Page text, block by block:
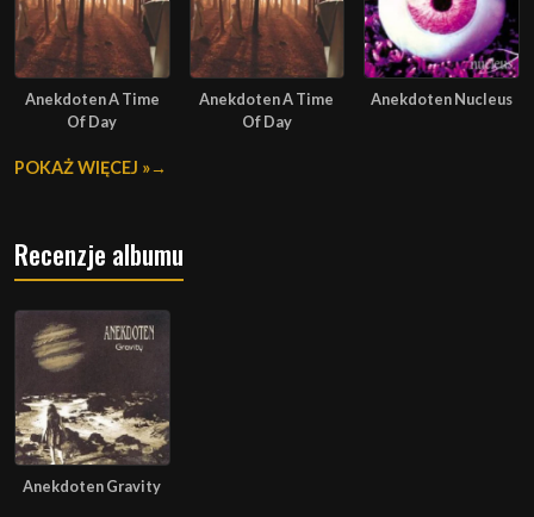
Anekdoten A Time
Of Day
Anekdoten A Time
Of Day
Anekdoten Nucleus
POKAŻ WIĘCEJ »
Recenzje albumu
Anekdoten Gravity